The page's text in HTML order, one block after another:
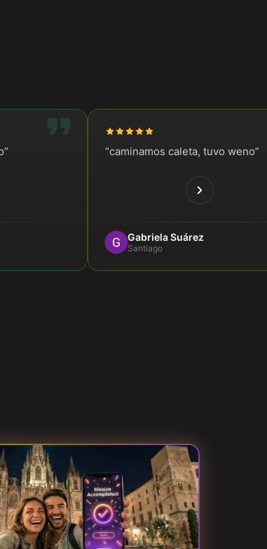
” “caminamos caleta, tuvo weno”
Gabriela Suárez
Santiago